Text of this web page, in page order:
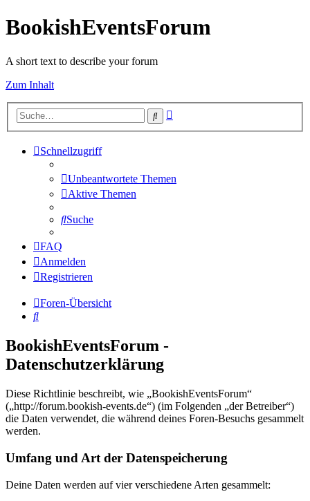
BookishEventsForum
A short text to describe your forum
Zum Inhalt
Suche
Schnellzugriff
Unbeantwortete Themen
Aktive Themen
Suche
FAQ
Anmelden
Registrieren
Foren-Übersicht
Suche
BookishEventsForum -
Datenschutzerklärung
Diese Richtlinie beschreibt, wie „BookishEventsForum“
(„http://forum.bookish-events.de“) (im Folgenden „der Betreiber“)
die Daten verwendet, die während deines Foren-Besuchs gesammelt
werden.
Umfang und Art der Datenspeicherung
Deine Daten werden auf vier verschiedene Arten gesammelt: